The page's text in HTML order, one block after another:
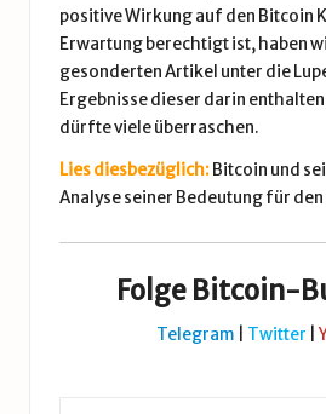
positive Wirkung auf den Bitcoin
Erwartung berechtigt ist, haben
gesonderten Artikel unter die
Ergebnisse dieser darin
dürfte viele überraschen.
Lies diesbezüglich: Bitcoin und
Analyse seiner Bedeutung für
Folge Bitcoin-
Telegram Twitter |